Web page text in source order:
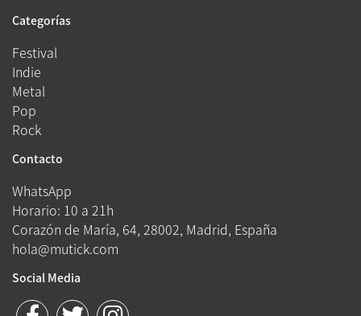
Categorías
Festival
Indie
Metal
Pop
Rock
Contacto
WhatsApp
Horario: 10 a 21h
Corazón de María, 64, 28002, Madrid, España
hola@mutick.com
Social Media